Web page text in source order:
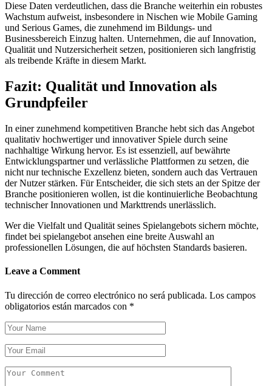
Diese Daten verdeutlichen, dass die Branche weiterhin ein robustes
Wachstum aufweist, insbesondere in Nischen wie Mobile Gaming
und Serious Games, die zunehmend im Bildungs- und
Businessbereich Einzug halten. Unternehmen, die auf Innovation,
Qualität und Nutzersicherheit setzen, positionieren sich langfristig
als treibende Kräfte in diesem Markt.
Fazit: Qualität und Innovation als
Grundpfeiler
In einer zunehmend kompetitiven Branche hebt sich das Angebot
qualitativ hochwertiger und innovativer Spiele durch seine
nachhaltige Wirkung hervor. Es ist essenziell, auf bewährte
Entwicklungspartner und verlässliche Plattformen zu setzen, die
nicht nur technische Exzellenz bieten, sondern auch das Vertrauen
der Nutzer stärken. Für Entscheider, die sich stets an der Spitze der
Branche positionieren wollen, ist die kontinuierliche Beobachtung
technischer Innovationen und Markttrends unerlässlich.
Wer die Vielfalt und Qualität seines Spielangebots sichern möchte,
findet bei spielangebot ansehen eine breite Auswahl an
professionellen Lösungen, die auf höchsten Standards basieren.
Leave a Comment
Tu dirección de correo electrónico no será publicada. Los campos
obligatorios están marcados con *